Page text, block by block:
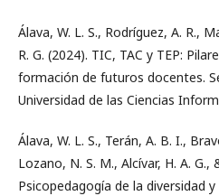
Álava, W. L. S., Rodríguez, A. R.,
R. G. (2024). TIC, TAC y TEP:
formación de futuros docentes.
Universidad de las Ciencias
Álava, W. L. S., Terán, A. B. I.,
Lozano, N. S. M., Alcívar, H. A. G.,
Psicopedagogía de la diversidad